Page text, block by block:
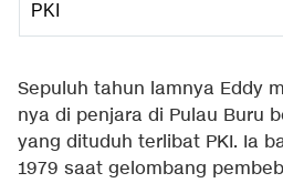
PKI
Sepuluh tahun lamnya Eddy
nya di penjara di Pulau Buru
yang dituduh terlibat PKI. Ia
1979 saat gelombang